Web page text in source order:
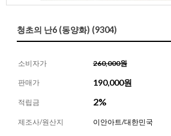
청초의 난6 (동양화) (9304)
소비자가 260,000원
판매가 190,000원
적립금 2%
제조사/원산지 이안아트/대한민국